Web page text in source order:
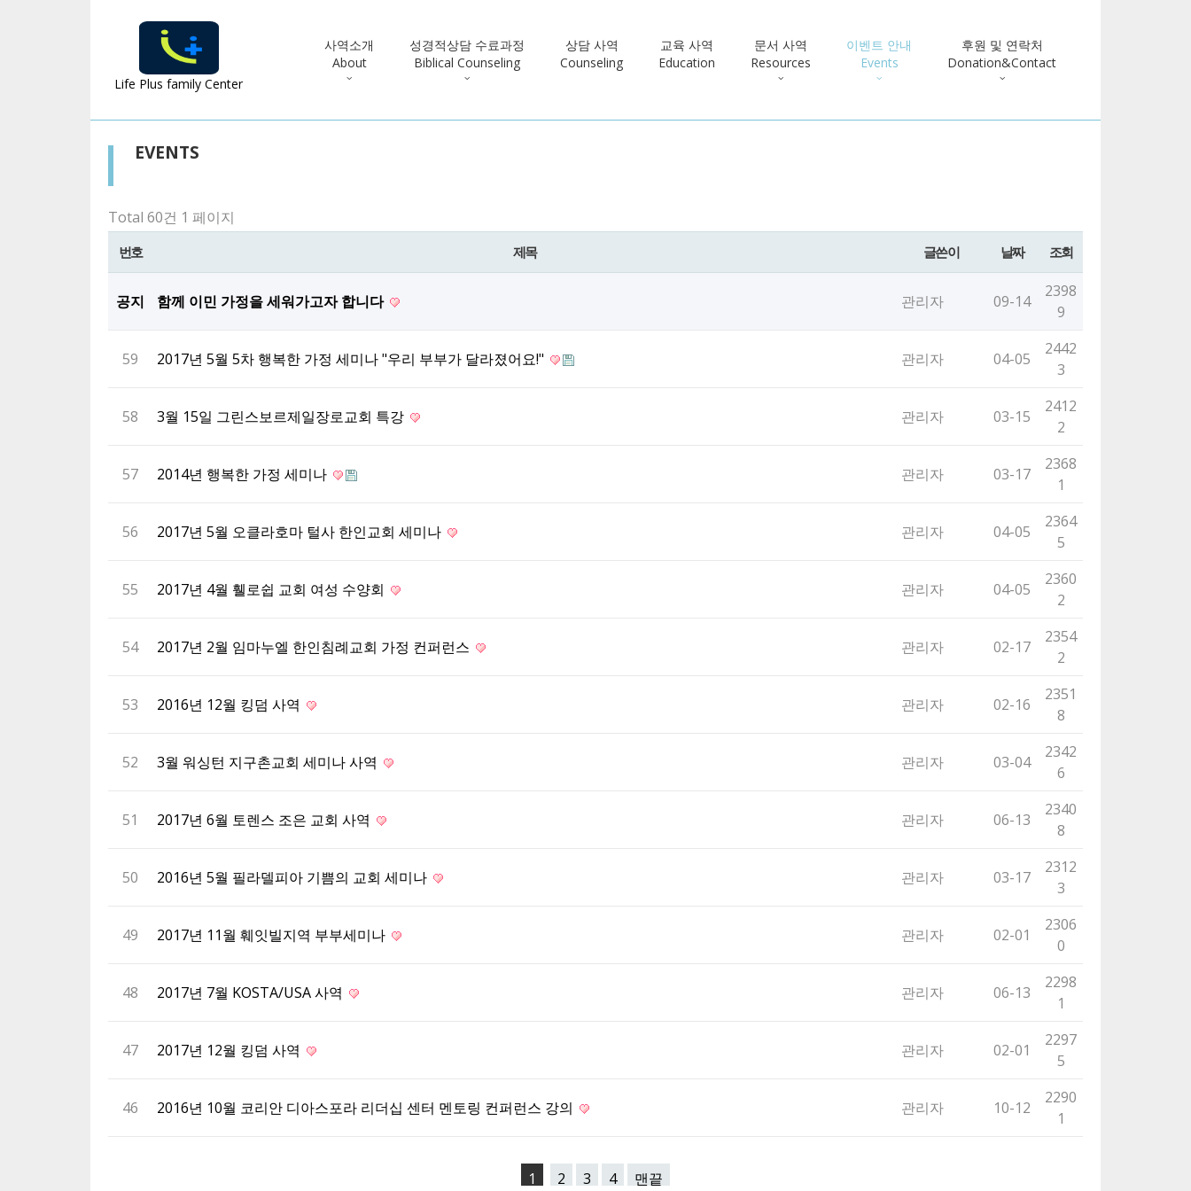
Life Plus family Center
사역소개
About
성경적상담 수료과정
Biblical Counseling
상담 사역
Counseling
교육 사역
Education
문서 사역
Resources
이벤트 안내
Events
후원 및 연락처
Donation&Contact
EVENTS
Total 60건 1 페이지
번호 제목 글쓴이 날짜 조회
공지 함께 이민 가정을 세워가고자 합니다 관리자 09-14
2398
9
59 2017년 5월 5차 행복한 가정 세미나 "우리 부부가 달라졌어요!" 관리자 04-05
2442
3
58 3월 15일 그린스보르제일장로교회 특강 관리자 03-15
2412
2
57 2014년 행복한 가정 세미나 관리자 03-17
2368
1
56 2017년 5월 오클라호마 털사 한인교회 세미나 관리자 04-05
2364
5
55 2017년 4월 휄로쉽 교회 여성 수양회 관리자 04-05
2360
2
54 2017년 2월 임마누엘 한인침례교회 가정 컨퍼런스 관리자 02-17
2354
2
53 2016년 12월 킹덤 사역 관리자 02-16
2351
8
52 3월 워싱턴 지구촌교회 세미나 사역 관리자 03-04
2342
6
51 2017년 6월 토렌스 조은 교회 사역 관리자 06-13
2340
8
50 2016년 5월 필라델피아 기쁨의 교회 세미나 관리자 03-17
2312
3
49 2017년 11월 훼잇빌지역 부부세미나 관리자 02-01
2306
0
48 2017년 7월 KOSTA/USA 사역 관리자 06-13
2298
1
47 2017년 12월 킹덤 사역 관리자 02-01
2297
5
46 2016년 10월 코리안 디아스포라 리더십 센터 멘토링 컨퍼런스 강의 관리자 10-12
2290
1
1 2 3 4 맨끝